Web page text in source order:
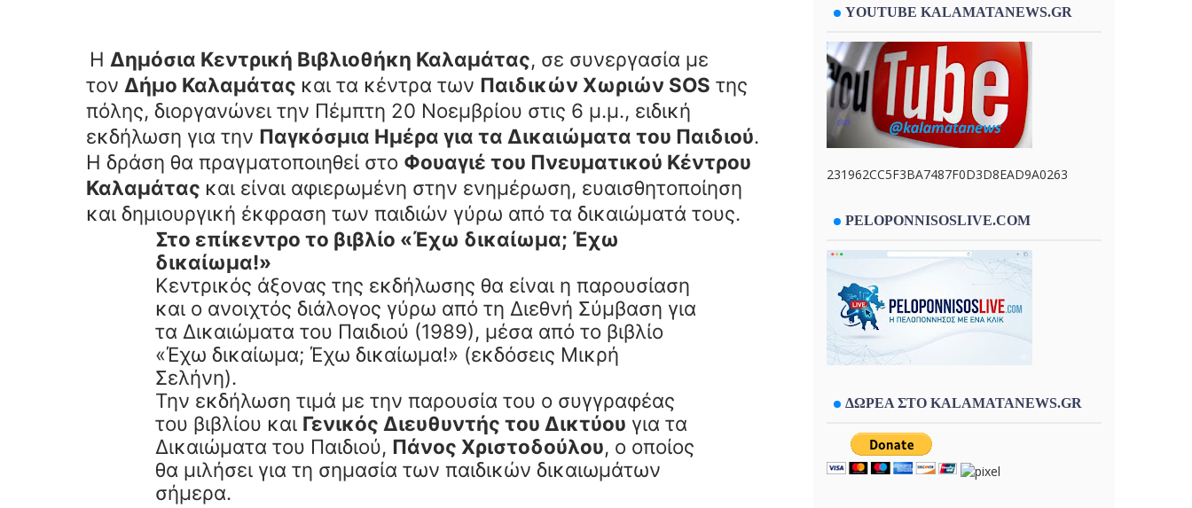
Η Δημόσια Κεντρική Βιβλιοθήκη Καλαμάτας, σε συνεργασία με
τον Δήμο Καλαμάτας και τα κέντρα των Παιδικών Χωριών SOS της
πόλης, διοργανώνει την Πέμπτη 20 Νοεμβρίου στις 6 μ.μ., ειδική
εκδήλωση για την Παγκόσμια Ημέρα για τα Δικαιώματα του Παιδιού.
Η δράση θα πραγματοποιηθεί στο Φουαγιέ του Πνευματικού Κέντρου
Καλαμάτας και είναι αφιερωμένη στην ενημέρωση, ευαισθητοποίηση
και δημιουργική έκφραση των παιδιών γύρω από τα δικαιώματά τους.
Στο επίκεντρο το βιβλίο «Έχω δικαίωμα; Έχω
δικαίωμα!»
Κεντρικός άξονας της εκδήλωσης θα είναι η παρουσίαση
και ο ανοιχτός διάλογος γύρω από τη Διεθνή Σύμβαση για
τα Δικαιώματα του Παιδιού (1989), μέσα από το βιβλίο
«Έχω δικαίωμα; Έχω δικαίωμα!» (εκδόσεις Μικρή
Σελήνη).
Την εκδήλωση τιμά με την παρουσία του ο συγγραφέας
του βιβλίου και Γενικός Διευθυντής του Δικτύου για τα
Δικαιώματα του Παιδιού, Πάνος Χριστοδούλου, ο οποίος
θα μιλήσει για τη σημασία των παιδικών δικαιωμάτων
σήμερα.
YOUTUBE KALAMATANEWS.GR
231962CC5F3BA7487F0D3D8EAD9A0263
PELOPONNISOSLIVE.COM
ΔΩΡΕΑ ΣΤΟ KALAMATANEWS.GR